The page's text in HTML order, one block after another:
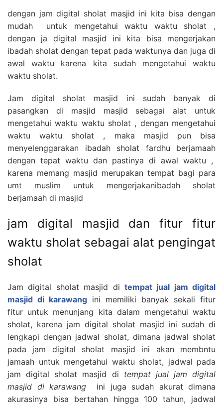
dengan jam digital sholat masjid ini kita bisa dengan
mudah untuk mengetahui waktu waktu sholat ,
dengan ja digital masjid ini kita bisa mengerjakan
ibadah sholat dengan tepat pada waktunya dan juga di
awal waktu karena kita sudah mengetahui waktu
waktu sholat.
Jam digital sholat masjid ini sudah banyak di
pasangkan di masjid masjid sebagai alat untuk
mengetahui waktu waktu sholat , dengan mengetahui
waktu waktu sholat , maka masjid pun bisa
menyelenggarakan ibadah sholat fardhu berjamaah
dengan tepat waktu dan pastinya di awal waktu ,
karena memang masjid merupakan tempat bagi para
umt muslim untuk mengerjakanibadah sholat
berjamaah di masjid
jam digital masjid dan fitur fitur
waktu sholat sebagai alat pengingat
sholat
Jam digital sholat masjid di tempat jual jam digital
masjid di karawang ini memiliki banyak sekali fitur
fitur untuk menunjang kita dalam mengetahui waktu
sholat, karena jam digital sholat masjid ini sudah di
lengkapi dengan jadwal sholat, dimana jadwal sholat
pada jam digital sholat masjid ini akan membntu
jamaah untuk mengetahui waktu sholat, jadwal pada
jam digital sholat masjid di tempat jual jam digital
masjid di karawang ini juga sudah akurat dimana
akurasinya bisa bertahan hingga 100 tahun, jadwal